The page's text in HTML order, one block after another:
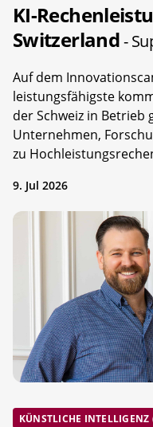
KI-
Switzerland-
Auf dem
leistungsfähigste
der Schweiz in Betrieb
Unternehmen,
zu
9. Jul 2026
KÜNSTLICHE INTELLIGENZ